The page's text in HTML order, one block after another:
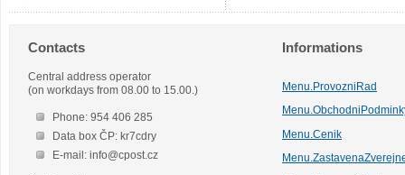
Contacts
Central address operator
(on workdays from 08.00 to 15.00.)
Phone: 954 406 285
Data box ČP: kr7cdry
E-mail: info@cpost.cz
Informations
Menu.ProvozniRad
Menu.Cenik